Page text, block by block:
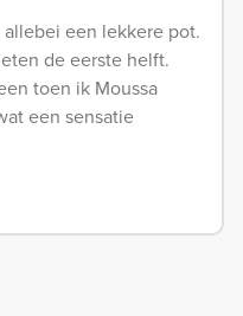
een lekkere pot.
de eerste helft.
toen ik Moussa
een sensatie